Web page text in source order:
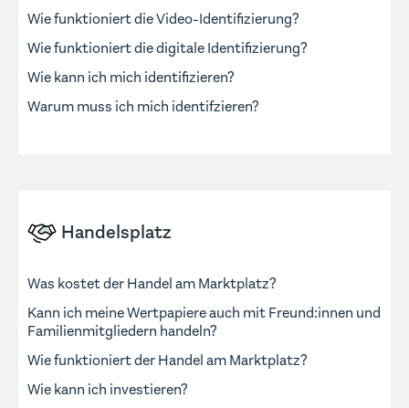
Wie funktioniert die Video-Identifizierung?
Wie funktioniert die digitale Identifizierung?
Wie kann ich mich identifizieren?
Warum muss ich mich identifzieren?
Handelsplatz
Was kostet der Handel am Marktplatz?
Kann ich meine Wertpapiere auch mit Freund:innen und
Familienmitgliedern handeln?
Wie funktioniert der Handel am Marktplatz?
Wie kann ich investieren?